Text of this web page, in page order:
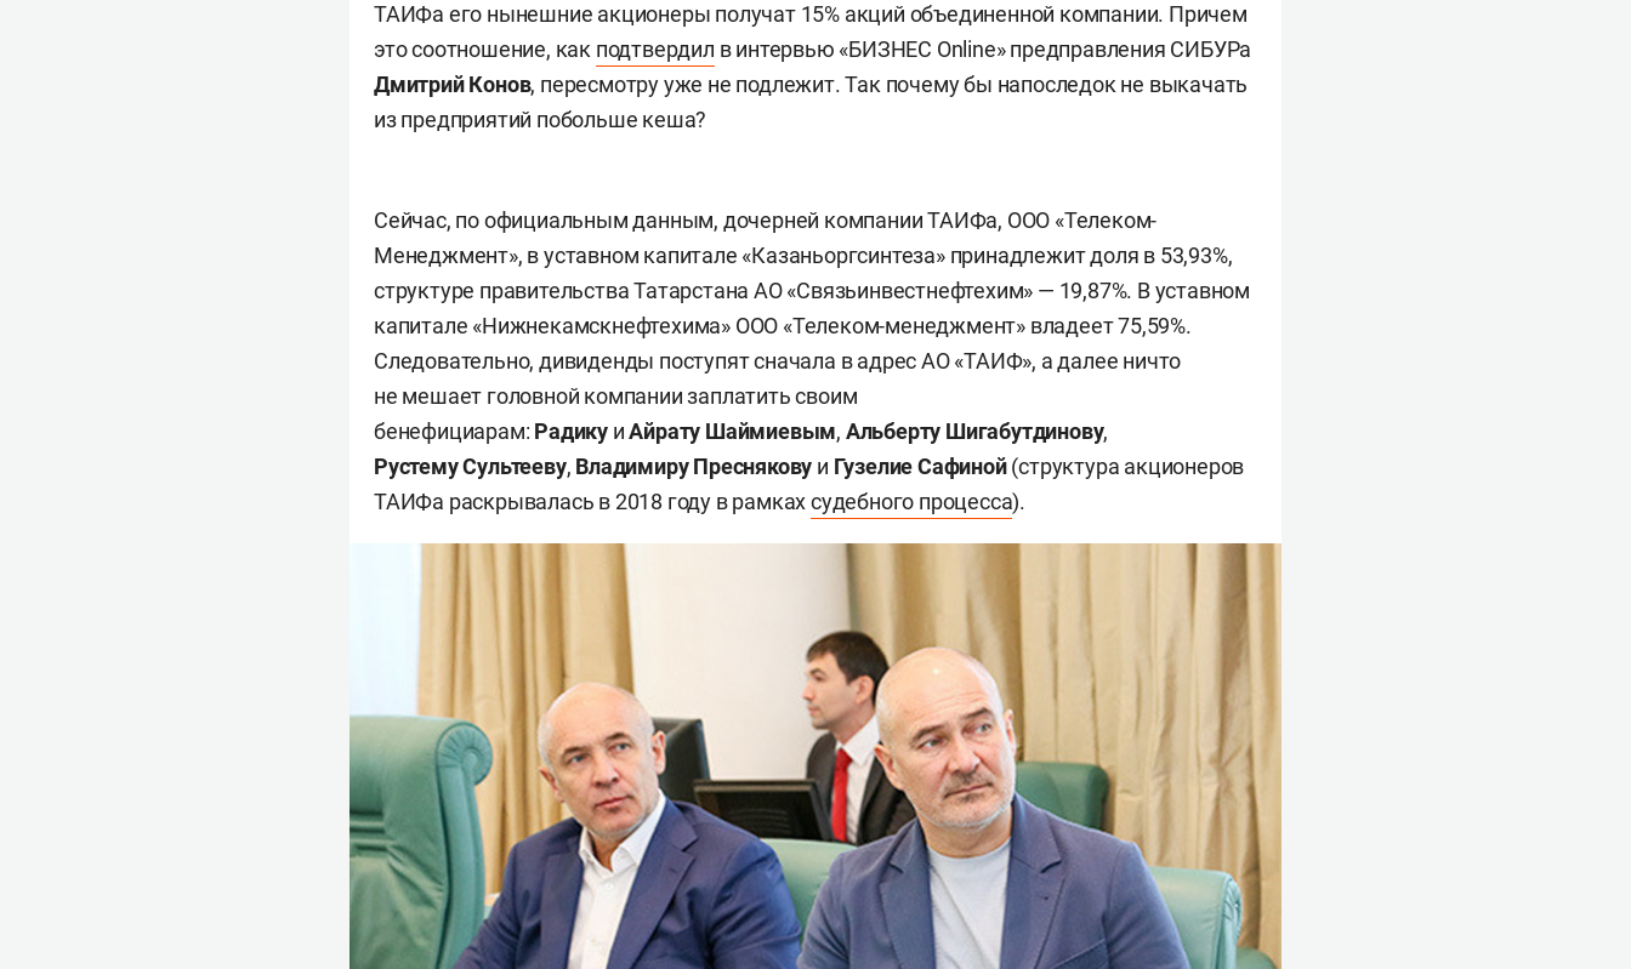
ТАИФа его нынешние акционеры получат 15% акций объединенной компании. Причем
это соотношение, как подтвердил в интервью «БИЗНЕС Online» предправления СИБУРа
Дмитрий Конов, пересмотру уже не подлежит. Так почему бы напоследок не выкачать
из предприятий побольше кеша?
Сейчас, по официальным данным, дочерней компании ТАИФа, ООО «Телеком-
Менеджмент», в уставном капитале «Казаньоргсинтеза» принадлежит доля в 53,93%,
структуре правительства Татарстана АО «Связьинвестнефтехим» — 19,87%. В уставном
капитале «Нижнекамскнефтехима» ООО «Телеком-менеджмент» владеет 75,59%.
Следовательно, дивиденды поступят сначала в адрес АО «ТАИФ», а далее ничто
не мешает головной компании заплатить своим
бенефициарам: Радику иАйрату Шаймиевым, Альберту Шигабутдинову,
Рустему Сультееву, Владимиру Преснякову и Гузелие Сафиной(структура акционеров
ТАИФа раскрывалась в 2018 году в рамкахсудебного процесса).